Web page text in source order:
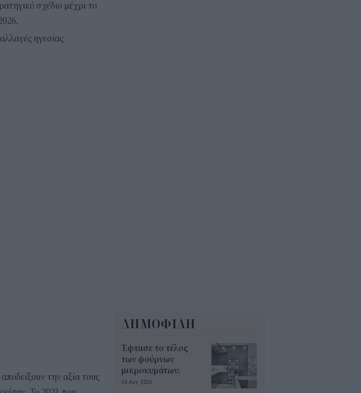
σχέδιο μέχρι το
ηγεσίας
την αξία τους
ΔΗΜΟΦΙΛΗ
Έφτασε το τέλος
των φούρνων
μικροκυμάτων;
04 Αυγ 2026